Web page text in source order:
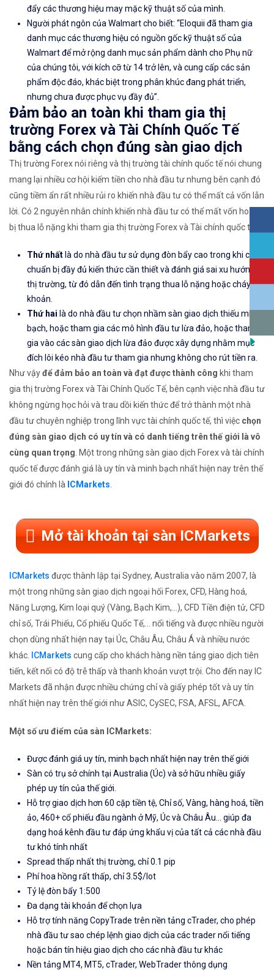
đẩy các thương hiệu may mặc kỹ thuật số của mình.
Người phát ngôn của Walmart cho biết: “Eloquii đã tham gia
danh mục các thương hiệu có nguồn gốc kỹ thuật số của
Walmart để mở rộng danh mục sản phẩm dành cho Phụ nữ
của chúng tôi, với kích cỡ từ 14 trở lên, và cung cấp các sản
phẩm độc đáo, khác biệt trong phân khúc đang phát triển,
nhưng chưa được phục vụ đầy đủ”.
Đảm bảo an toàn khi tham gia thị
trường Forex và Tài Chính Quốc Tế
bằng cách chọn đúng sàn giao dịch
Thị trường Forex nói riêng và thị trường tài chính quốc tế nói chung
mang lại nhiều cơ hội kiếm tiền cho nhà đầu tư nhưng bên cạnh đó
cũng tiềm ẩn rất nhiều rủi ro khiến nhà đầu tư có thể mất cả vốn lẫn
lời. Có 2 nguyên nhân chính khiến nhà đầu tư có thể mất vốn hoặc
bị thua lỗ nặng khi tham gia thị trường Forex và Tài chính quốc tế:
Thứ nhất là do nhà đầu tư sử dụng đòn bẩy cao trong khi chưa
chuẩn bị đầy đủ kiến thức cần thiết và đánh giá sai xu hướng
thị trường, từ đó dẫn đến tình trạng thua lỗ nặng hoặc cháy tài
khoản.
Thứ hai là do nhà đầu tư chọn nhầm sàn giao dịch thiếu minh
bạch, hoặc tham gia các mô hình đầu tư lừa đảo, hoặc tham
gia vào các sàn giao dịch lừa đảo được xây dựng nhằm mục
đích lôi kéo nhà đầu tư tham gia nhưng không cho rút tiền ra.
Như vậyđể đảm bảo an toàn và đạt được thành công khi tham
gia thị trường Forex và Tài Chính Quốc Tế, bên cạnh việc nhà đầu tư
không ngừng học hỏi và trau dồi kiến thức để trở thành một nhà
đầu tư chuyên nghiệp trong lĩnh vực tài chính quốc tế, thì việc chọn
đúng sàn giao dịch có uy tín và có danh tiếng trên thế giới là vô
cùng quan trọng. Một trong những sàn giao dịch Forex và tài chính
quốc tế được đánh giá là uy tín và minh bạch nhất hiện nay trên thế
giới đó chính là ICMarkets.
Mở tài khoản tại sàn ICMarkets
ICMarkets được thành lập tại Sydney, Australia vào năm 2007, là
một trong những sàn giao dịch ngoại hối Forex, CFD, Hàng hoá,
Năng Lượng, Kim loại quý (Vàng, Bạch Kim,...), CFD Tiền điện tử, CFD
chỉ số, Trái Phiếu, Cổ phiếu Quốc Tế,... nổi tiếng và được nhiều người
chọn dùng nhất hiện nay tại Úc, Châu Âu, Châu Á và nhiều nước
khác. ICMarkets cung cấp cho khách hàng nền tảng giao dịch tiên
tiến, kết nối có độ trễ thấp và thanh khoản vượt trội. Cho đến nay IC
Markets đã nhận được nhiều chứng chỉ và giấy phép tốt và uy tín
nhất hiện nay trên thế giới như ASIC, CySEC, FSA, AFSL, AFCA.
Một số ưu điểm của sàn ICMarkets:
Được đánh giá uy tín, minh bạch nhất hiện nay trên thế giới
Sàn có trụ sở chính tại Australia (Úc) và sở hữu nhiều giấy
phép uy tín của thế giới.
Hỗ trợ giao dịch hơn 60 cặp tiền tệ, Chỉ số, Vàng, hàng hoá, tiền
ảo, 460+ cổ phiếu đầu ngành ở Mỹ, Úc và Châu Âu... giúp đa
dạng hoá kênh đầu tư đáp ứng khẩu vị của tất cả các nhà đầu
tư khó tính nhất
Spread thấp nhất thị trường, chỉ 0.1 pip
Phí hoa hồng rất thấp, chỉ 3.5$/lot
Tỷ lệ đòn bẩy 1:500
Đa dạng tài khoản để chọn lựa
Hỗ trợ tính năng CopyTrade trên nền tảng cTrader, cho phép
nhà đầu tư sao chép lệnh giao dịch của các trader nổi tiếng
hoặc bán tín hiệu giao dịch cho các nhà đầu tư khác
Nền tảng MT4, MT5, cTrader, WebTrader thông dụng